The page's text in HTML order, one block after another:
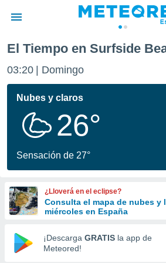
de
por
se
calidad.
a este
las
y
forma
digital
basada
El Tiempo en Surfside
03:20 Domingo
Nubes y claros
26°
Sensación de 27°
¿Lloverá en el eclipse?
Consulta el mapa de nubes y
miércoles en España
¡Descarga GRATIS la app de
Meteored!